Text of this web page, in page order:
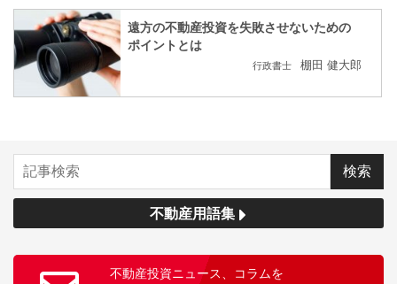
遠方の不動産投資を失敗させないための
ポイントとは
行政書士 棚田 健大郎
不動産用語集
不動産投資ニュース、コラムを